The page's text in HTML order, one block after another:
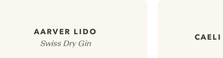
AARVER LIDO
Swiss Dry Gin
CAELI